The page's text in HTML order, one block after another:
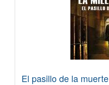
El pasillo de la muerte